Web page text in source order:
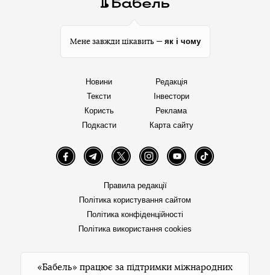
Мене завжди цікавить — як і чому
Новини
Тексти
Користь
Подкасти
Редакція
Інвестори
Реклама
Карта сайту
FacebookTelegramTwitter InstagramYouTube TikTok
Правила редакції
Політика користування сайтом
Політика конфіденційності
Політика використання cookies
«Бабель» працює за підтримки міжнародних